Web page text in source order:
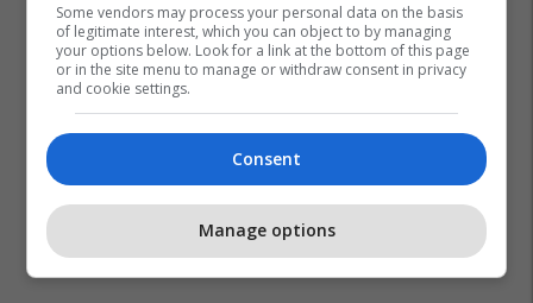
Some vendors may process your personal data on the basis
of legitimate interest, which you can object to by managing
your options below. Look for a link at the bottom of this page
or in the site menu to manage or withdraw consent in privacy
and cookie settings.
Consent
Manage options